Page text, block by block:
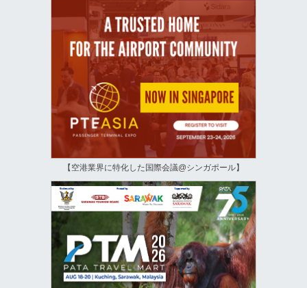
【空港業界に特化した国際会議@シンガポール】